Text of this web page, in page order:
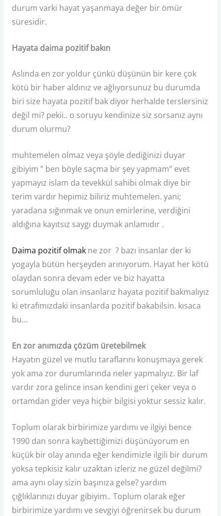
durum varki hayat yaşanmaya değer bir ömür
süresidir.
Hayata daima pozitif bakın
Aslında en zor yoldur çünkü düşünün bir kere çok
kötü bir haber aldınız ve ağlıyorsunuz bu durumda
biri size hayata pozitif bak diyor herhalde terslersiniz
değil mi? pekii.. o soruyu kendinize siz sorsanız aynı
durum olurmu?
muhtemelen olmaz veya şöyle dediğinizi duyar
gibiyim ” ben böyle saçma bir şey yapmam” evet
yapmayız islam da tevekkül sahibi olmak diye bir
terim vardır hepimiz biliriz muhtemelen. yani;
yaradana sığınmak ve onun emirlerine, verdiğini
aldığına kayıtsız saygı duymak anlamıdır .
Daima pozitif olmakne zor ? bazı insanlar der ki
yogayla bütün herşeyden arınıyorum. Hayat her kötü
olaydan sonra devam eder ve biz hayatta
sorumluluğu olan insanlarız hayata pozitif bakmalıyız
ki etrafımızdaki insanlarda pozitif bakabilsin. kısaca
bu…
En zor anımızda çözüm üretebilmek
Hayatın güzel ve mutlu taraflarını konuşmaya gerek
yok ama zor durumlarında neler yapmalıyız. Bir laf
vardır zora gelince insan kendini geri çeker veya o
ortamdan gider veya hiçbir bilgisi yoktur sessiz kalır.
Toplum olarak birbirimize yardımı ve ilgiyi bence
1990 dan sonra kaybettiğimizi düşünüyorum en
küçük bir olay anında eğer kendimizle ilgili bir durum
yoksa tepkisiz kalır uzaktan izleriz ne güzel değilmi?
ama aynı olay sizin başınıza gelse? yardım
çığlıklarınızı duyar gibiyim.. Toplum olarak eğer
birbirimize yardımı ve sevgiyi öğrenirsek bu durum